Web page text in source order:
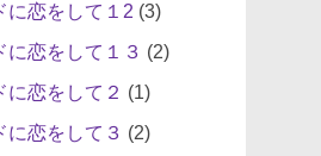
に恋をして１2 (3)
恋をして１３ (2)
に恋をして２ (1)
に恋をして３ (2)